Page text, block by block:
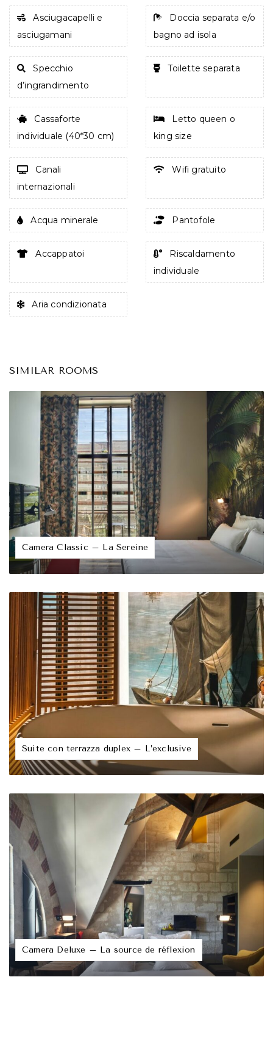
Asciugacapelli e
asciugamani
Doccia separata e/o
bagno ad isola
Specchio
d’ingrandimento
Toilette separata
Cassaforte
individuale (40*30 cm)
Letto queen o
king size
Canali
internazionali
Wifi gratuito
Acqua minerale Pantofole
Accappatoi
Riscaldamento
individuale
Aria condizionata
SIMILAR ROOMS
Camera Classic – La Sereine
Suite con terrazza duplex – L’exclusive
Camera Deluxe – La source de réflexion